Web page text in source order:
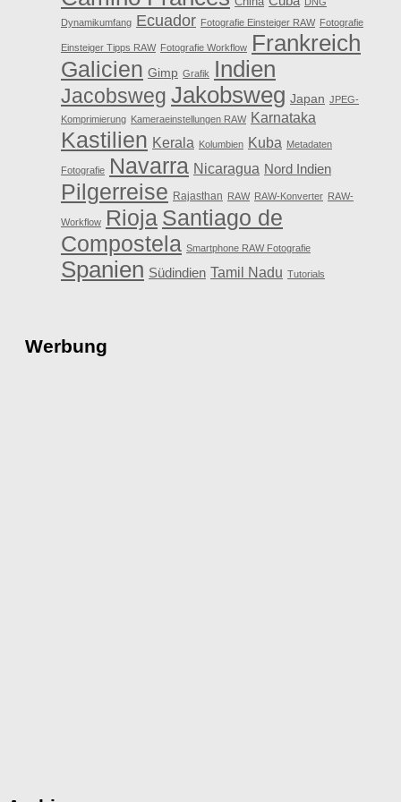
Dynamikumfang Ecuador Fotografie Einsteiger RAW Fotografie
Einsteiger Tipps RAW Fotografie Workflow Frankreich
Galicien Gimp Grafik Indien
Jacobsweg Jakobsweg Japan JPEG-
Komprimierung Kameraeinstellungen RAW Karnataka
Kastilien Kerala Kolumbien Kuba Metadaten
Fotografie Navarra Nicaragua Nord Indien
Pilgerreise Rajasthan RAW RAW-Konverter RAW-
Workflow Rioja Santiago de
Compostela Smartphone RAW Fotografie
Spanien Südindien Tamil Nadu Tutorials
Werbung